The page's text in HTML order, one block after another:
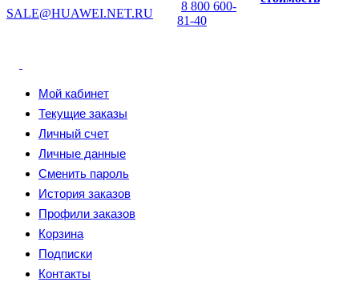
SALE@HUAWEI.NET.RU
8 800 600-
81-40
Мой кабинет
Текущие заказы
Личный счет
Личные данные
Сменить пароль
История заказов
Профили заказов
Корзина
Подписки
Контакты